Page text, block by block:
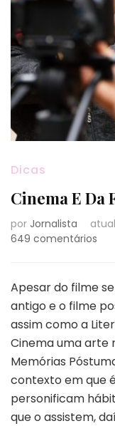
Dicas
Cinema E Da
por Jornalista
649 comentários
Da
Apesar do filme
antigo e o filme
assim como a
Cinema uma arte
Memórias
contexto em que
personificam
que o assistem,